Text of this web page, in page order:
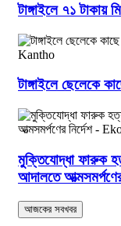
টাঙ্গাইলে ৭১ টাকায়
টাঙ্গাইলে ছেলেকে
মুক্তিযোদ্ধা ফারুক
আদালতে আত্মসমর্পণের